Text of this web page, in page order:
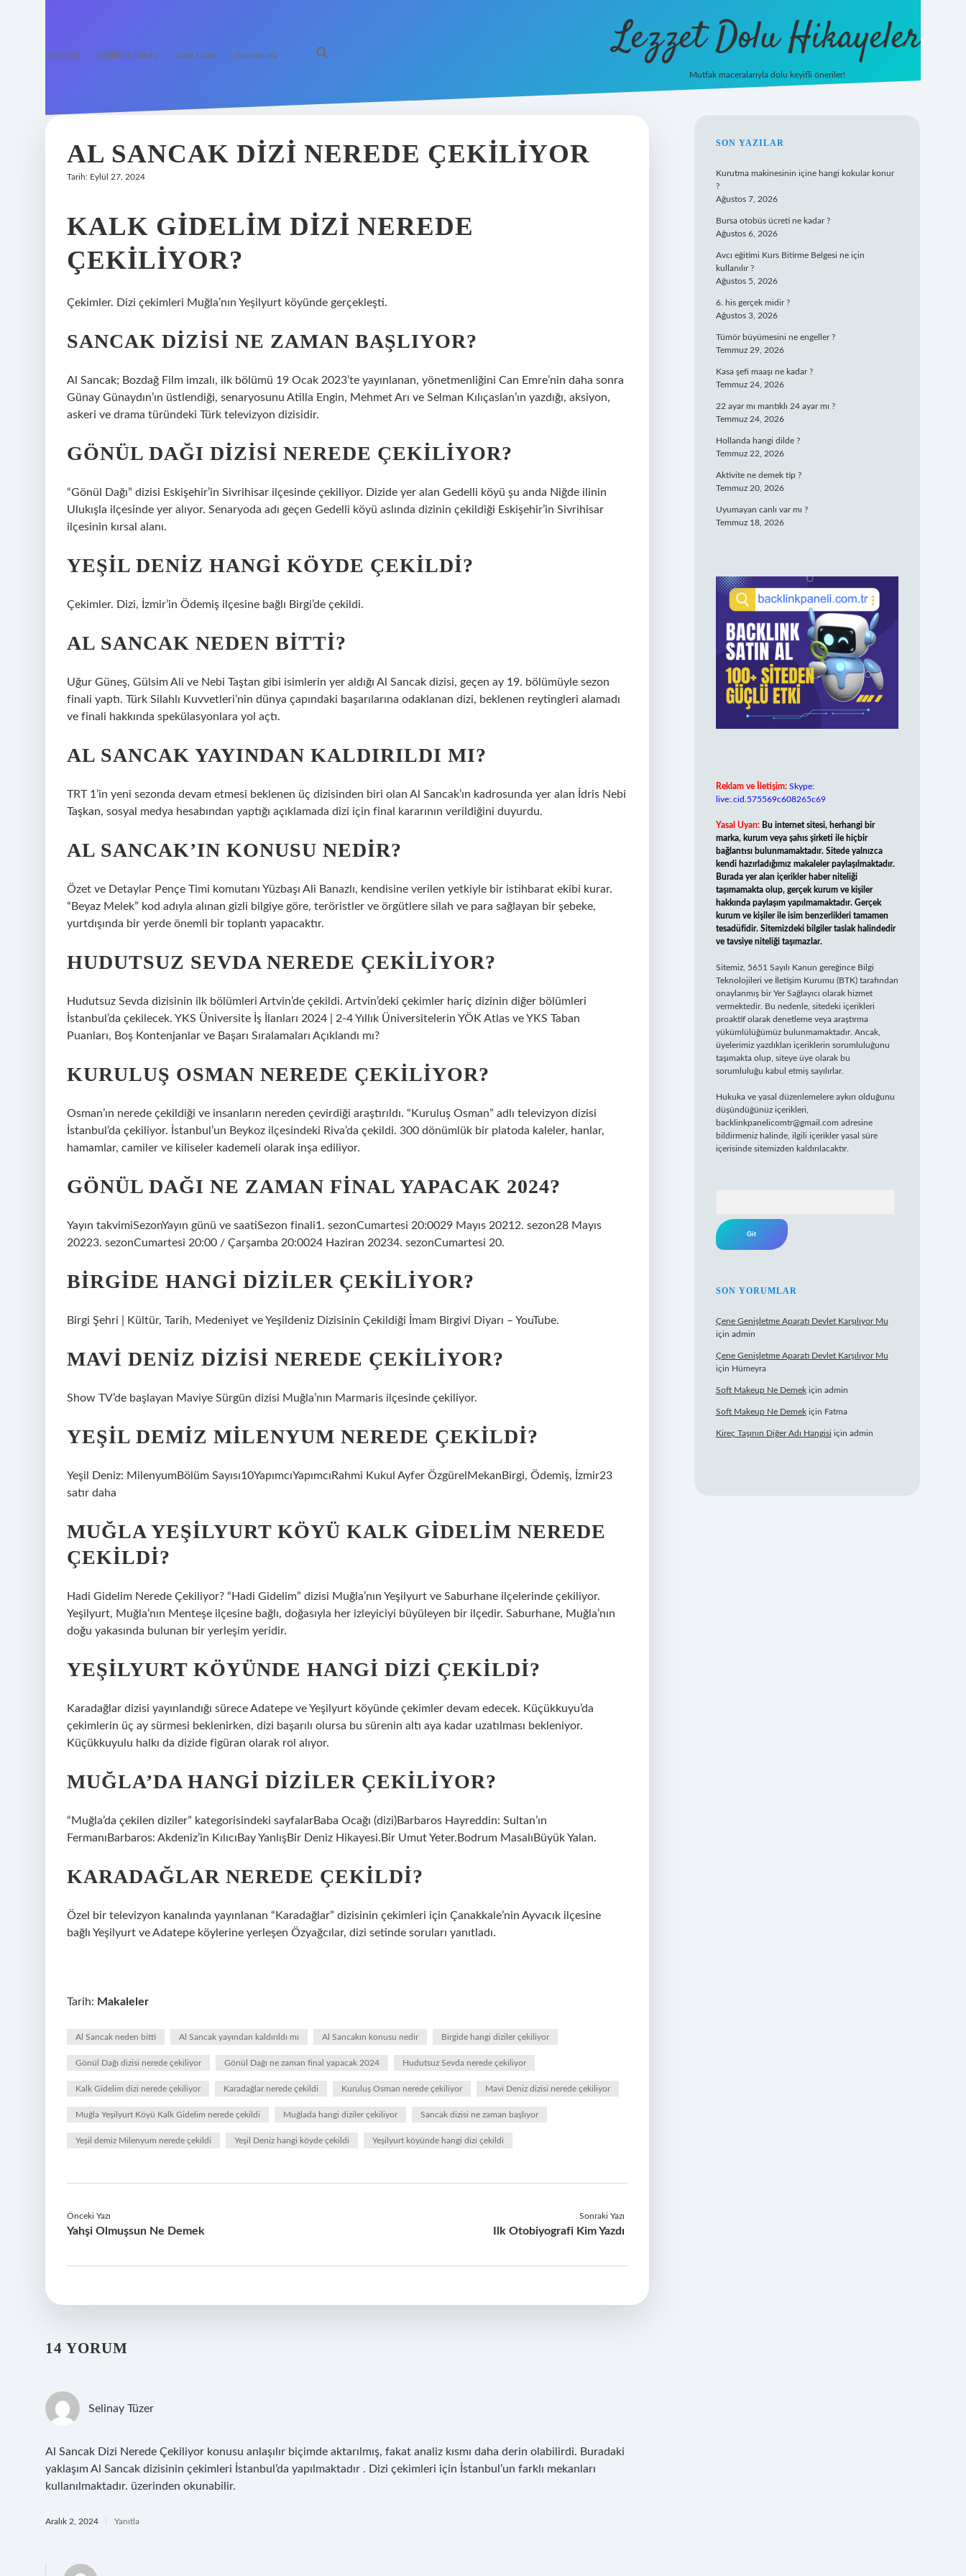
Anasayfa Gizlilik Politikası Yasal Uyarı Hakkımızda Lezzet Dolu Hikayeler
Mutfak maceralarıyla dolu keyifli öneriler!
AL SANCAK DIZI NEREDE ÇEKILIYOR
Tarih: Eylül 27, 2024
KALK GIDELIM DIZI NEREDE
ÇEKILIYOR?
Çekimler. Dizi çekimleri Muğla’nın Yeşilyurt köyünde gerçekleşti.
SANCAK DIZISI NE ZAMAN BAŞLIYOR?
Al Sancak; Bozdağ Film imzalı, ilk bölümü 19 Ocak 2023’te yayınlanan, yönetmenliğini Can Emre’nin daha sonra
Günay Günaydın’ın üstlendiği, senaryosunu Atilla Engin, Mehmet Arı ve Selman Kılıçaslan’ın yazdığı, aksiyon,
askeri ve drama türündeki Türk televizyon dizisidir.
GÖNÜL DAĞI DIZISI NEREDE ÇEKILIYOR?
“Gönül Dağı” dizisi Eskişehir’in Sivrihisar ilçesinde çekiliyor. Dizide yer alan Gedelli köyü şu anda Niğde ilinin
Ulukışla ilçesinde yer alıyor. Senaryoda adı geçen Gedelli köyü aslında dizinin çekildiği Eskişehir’in Sivrihisar
ilçesinin kırsal alanı.
YEŞIL DENIZ HANGI KÖYDE ÇEKILDI?
Çekimler. Dizi, İzmir’in Ödemiş ilçesine bağlı Birgi’de çekildi.
AL SANCAK NEDEN BITTI?
Uğur Güneş, Gülsim Ali ve Nebi Taştan gibi isimlerin yer aldığı Al Sancak dizisi, geçen ay 19. bölümüyle sezon
finali yaptı. Türk Silahlı Kuvvetleri’nin dünya çapındaki başarılarına odaklanan dizi, beklenen reytingleri alamadı
ve finali hakkında spekülasyonlara yol açtı.
AL SANCAK YAYINDAN KALDIRILDI MI?
TRT 1’in yeni sezonda devam etmesi beklenen üç dizisinden biri olan Al Sancak’ın kadrosunda yer alan İdris Nebi
Taşkan, sosyal medya hesabından yaptığı açıklamada dizi için final kararının verildiğini duyurdu.
AL SANCAK’IN KONUSU NEDIR?
Özet ve Detaylar Pençe Timi komutanı Yüzbaşı Ali Banazlı, kendisine verilen yetkiyle bir istihbarat ekibi kurar.
“Beyaz Melek” kod adıyla alınan gizli bilgiye göre, teröristler ve örgütlere silah ve para sağlayan bir şebeke,
yurtdışında bir yerde önemli bir toplantı yapacaktır.
HUDUTSUZ SEVDA NEREDE ÇEKILIYOR?
Hudutsuz Sevda dizisinin ilk bölümleri Artvin’de çekildi. Artvin’deki çekimler hariç dizinin diğer bölümleri
İstanbul’da çekilecek. YKS Üniversite İş İlanları 2024 | 2-4 Yıllık Üniversitelerin YÖK Atlas ve YKS Taban
Puanları, Boş Kontenjanlar ve Başarı Sıralamaları Açıklandı mı?
KURULUŞ OSMAN NEREDE ÇEKILIYOR?
Osman’ın nerede çekildiği ve insanların nereden çevirdiği araştırıldı. “Kuruluş Osman” adlı televizyon dizisi
İstanbul’da çekiliyor. İstanbul’un Beykoz ilçesindeki Riva’da çekildi. 300 dönümlük bir platoda kaleler, hanlar,
hamamlar, camiler ve kiliseler kademeli olarak inşa ediliyor.
GÖNÜL DAĞI NE ZAMAN FINAL YAPACAK 2024?
Yayın takvimiSezonYayın günü ve saatiSezon finali1. sezonCumartesi 20:0029 Mayıs 20212. sezon28 Mayıs
20223. sezonCumartesi 20:00 / Çarşamba 20:0024 Haziran 20234. sezonCumartesi 20.
BIRGIDE HANGI DIZILER ÇEKILIYOR?
Birgi Şehri | Kültür, Tarih, Medeniyet ve Yeşildeniz Dizisinin Çekildiği İmam Birgivi Diyarı – YouTube.
MAVI DENIZ DIZISI NEREDE ÇEKILIYOR?
Show TV’de başlayan Maviye Sürgün dizisi Muğla’nın Marmaris ilçesinde çekiliyor.
YEŞIL DEMIZ MILENYUM NEREDE ÇEKILDI?
Yeşil Deniz: MilenyumBölüm Sayısı10YapımcıYapımcıRahmi Kukul Ayfer ÖzgürelMekanBirgi, Ödemiş, İzmir23
satır daha
MUĞLA YEŞILYURT KÖYÜ KALK GIDELIM NEREDE
ÇEKILDI?
Hadi Gidelim Nerede Çekiliyor? “Hadi Gidelim” dizisi Muğla’nın Yeşilyurt ve Saburhane ilçelerinde çekiliyor.
Yeşilyurt, Muğla’nın Menteşe ilçesine bağlı, doğasıyla her izleyiciyi büyüleyen bir ilçedir. Saburhane, Muğla’nın
doğu yakasında bulunan bir yerleşim yeridir.
YEŞILYURT KÖYÜNDE HANGI DIZI ÇEKILDI?
Karadağlar dizisi yayınlandığı sürece Adatepe ve Yeşilyurt köyünde çekimler devam edecek. Küçükkuyu’da
çekimlerin üç ay sürmesi beklenirken, dizi başarılı olursa bu sürenin altı aya kadar uzatılması bekleniyor.
Küçükkuyulu halkı da dizide figüran olarak rol alıyor.
MUĞLA’DA HANGI DIZILER ÇEKILIYOR?
“Muğla’da çekilen diziler” kategorisindeki sayfalarBaba Ocağı (dizi)Barbaros Hayreddin: Sultan’ın
FermanıBarbaros: Akdeniz’in KılıcıBay YanlışBir Deniz Hikayesi.Bir Umut Yeter.Bodrum MasalıBüyük Yalan.
KARADAĞLAR NEREDE ÇEKILDI?
Özel bir televizyon kanalında yayınlanan “Karadağlar” dizisinin çekimleri için Çanakkale’nin Ayvacık ilçesine
bağlı Yeşilyurt ve Adatepe köylerine yerleşen Özyağcılar, dizi setinde soruları yanıtladı.
Tarih: Makaleler
Al Sancak neden bitti Al Sancak yayından kaldırıldı mı Al Sancakın konusu nedir Birgide hangi diziler çekiliyor
Gönül Dağı dizisi nerede çekiliyor Gönül Dağı ne zaman final yapacak 2024 Hudutsuz Sevda nerede çekiliyor
Kalk Gidelim dizi nerede çekiliyor Karadağlar nerede çekildi Kuruluş Osman nerede çekiliyor Mavi Deniz dizisi nerede çekiliyor
Muğla Yeşilyurt Köyü Kalk Gidelim nerede çekildi Muğlada hangi diziler çekiliyor Sancak dizisi ne zaman başlıyor
Yeşil demiz Milenyum nerede çekildi Yeşil Deniz hangi köyde çekildi Yeşilyurt köyünde hangi dizi çekildi
Önceki Yazı
Yahşi Olmuşsun Ne Demek
Sonraki Yazı
Ilk Otobiyografi Kim Yazdı
14 YORUM
Selinay Tüzer
Al Sancak Dizi Nerede Çekiliyor konusu anlaşılır biçimde aktarılmış, fakat analiz kısmı daha derin olabilirdi. Buradaki
yaklaşım Al Sancak dizisinin çekimleri İstanbul’da yapılmaktadır . Dizi çekimleri için İstanbul’un farklı mekanları
kullanılmaktadır. üzerinden okunabilir.
Aralık 2, 2024 Yanıtla
SIDEBAR
SON YAZILAR
Kurutma makinesinin içine hangi kokular konur
?
Ağustos 7, 2026
Bursa otobüs ücreti ne kadar ?
Ağustos 6, 2026
Avcı eğitimi Kurs Bitirme Belgesi ne için
kullanılır ?
Ağustos 5, 2026
6. his gerçek midir ?
Ağustos 3, 2026
Tümör büyümesini ne engeller ?
Temmuz 29, 2026
Kasa şefi maaşı ne kadar ?
Temmuz 24, 2026
22 ayar mı mantıklı 24 ayar mı ?
Temmuz 24, 2026
Hollanda hangi dilde ?
Temmuz 22, 2026
Aktivite ne demek tip ?
Temmuz 20, 2026
Uyumayan canlı var mı ?
Temmuz 18, 2026
Reklam ve İletişim: Skype:
live:.cid.575569c608265c69
Yasal Uyarı: Bu internet sitesi, herhangi bir
marka, kurum veya şahıs şirketi ile hiçbir
bağlantısı bulunmamaktadır. Sitede yalnızca
kendi hazırladığımız makaleler paylaşılmaktadır.
Burada yer alan içerikler haber niteliği
taşımamakta olup, gerçek kurum ve kişiler
hakkında paylaşım yapılmamaktadır. Gerçek
kurum ve kişiler ile isim benzerlikleri tamamen
tesadüfidir. Sitemizdeki bilgiler taslak halindedir
ve tavsiye niteliği taşımazlar.
Sitemiz, 5651 Sayılı Kanun gereğince Bilgi
Teknolojileri ve İletişim Kurumu (BTK) tarafından
onaylanmış bir Yer Sağlayıcı olarak hizmet
vermektedir. Bu nedenle, sitedeki içerikleri
proaktif olarak denetleme veya araştırma
yükümlülüğümüz bulunmamaktadır. Ancak,
üyelerimiz yazdıkları içeriklerin sorumluluğunu
taşımakta olup, siteye üye olarak bu
sorumluluğu kabul etmiş sayılırlar.
Hukuka ve yasal düzenlemelere aykırı olduğunu
düşündüğünüz içerikleri,
backlinkpanelicomtr@gmail.com adresine
bildirmeniz halinde, ilgili içerikler yasal süre
içerisinde sitemizden kaldırılacaktır.
SON YORUMLAR
Çene Genişletme Aparatı Devlet Karşılıyor Mu
için admin
Çene Genişletme Aparatı Devlet Karşılıyor Mu
için Hümeyra
Soft Makeup Ne Demekiçin admin
Soft Makeup Ne Demekiçin Fatma
Kireç Taşının Diğer Adı Hangisi için admin